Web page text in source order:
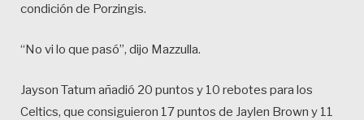
condición de Porzingis.
“No vi lo que pasó”, dijo Mazzulla.
Jayson Tatum añadió 20 puntos y 10 rebotes para los
Celtics, que consiguieron 17 puntos de Jaylen Brown y 11